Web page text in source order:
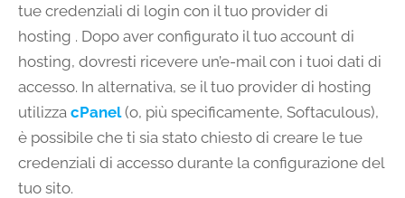
tue credenziali di login con il tuo provider di
hosting . Dopo aver configurato il tuo account di
hosting, dovresti ricevere un’e-mail con i tuoi dati di
accesso. In alternativa, se il tuo provider di hosting
utilizza cPanel(o, più specificamente, Softaculous),
è possibile che ti sia stato chiesto di creare le tue
credenziali di accesso durante la configurazione del
tuo sito.